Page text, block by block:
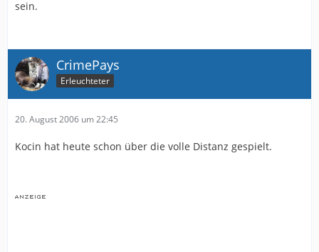
sein.
CrimePays
Erleuchteter
20. August 2006 um 22:45
Kocin hat heute schon über die volle Distanz gespielt.